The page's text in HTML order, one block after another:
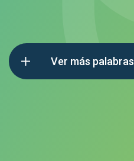
Ver más palabras